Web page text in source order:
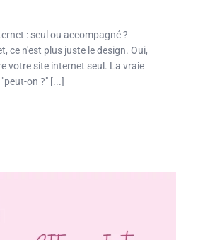
: seul ou accompagné ?
ce n'est plus juste le design. Oui,
votre site internet seul. La vraie
on ?" [...]